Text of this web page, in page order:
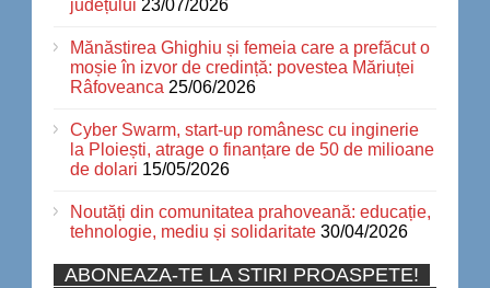
județului 23/07/2026
Mănăstirea Ghighiu și femeia care a prefăcut o
moșie în izvor de credință: povestea Măriuței
Râfoveanca 25/06/2026
Cyber Swarm, start-up românesc cu inginerie
la Ploiești, atrage o finanțare de 50 de milioane
de dolari 15/05/2026
Noutăți din comunitatea prahoveană: educație,
tehnologie, mediu și solidaritate 30/04/2026
ABONEAZA-TE LA STIRI PROASPETE!